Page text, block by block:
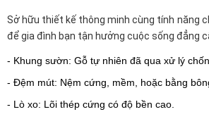
Sở hữu thiết kế thông minh cùng tính năng
để gia đình bạn tận hưởng cuộc sống đẳng
- Khung sườn: Gỗ tự nhiên đã qua xử lý
- Đệm mút: Nệm cứng, mềm, hoặc bằng
- Lò xo: Lõi thép cứng có độ bền cao.